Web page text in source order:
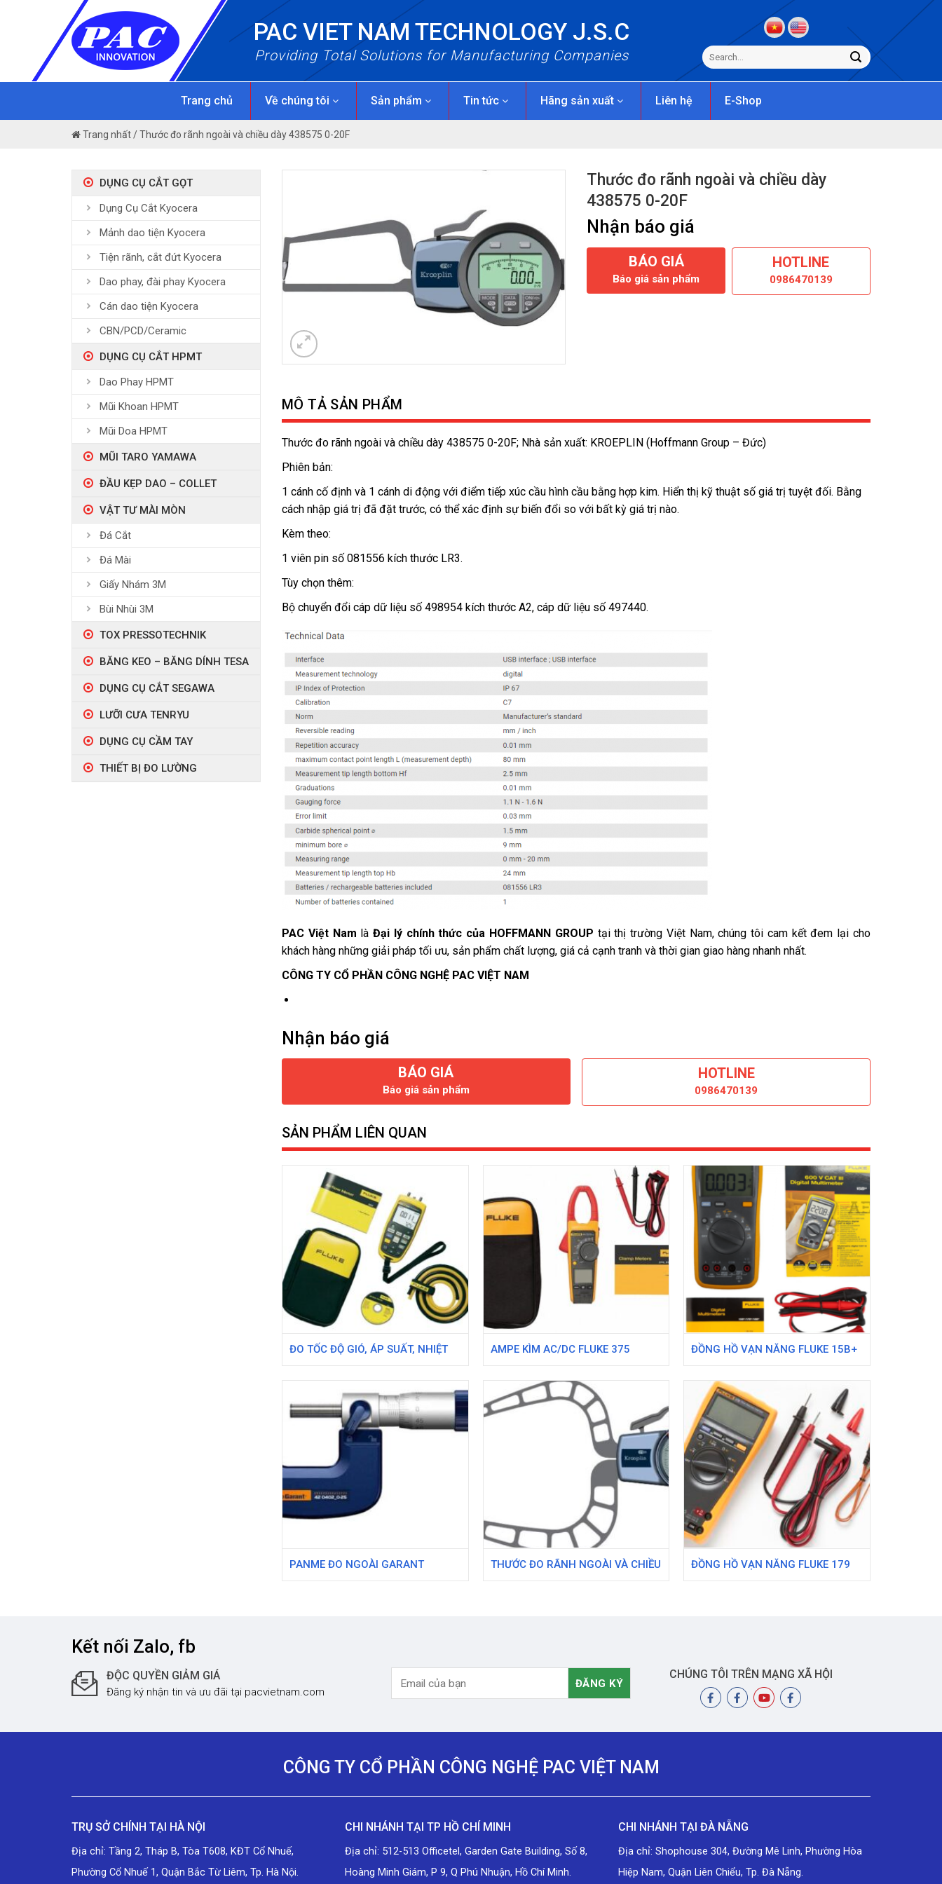
PAC VIET NAM TECHNOLOGY J.S.C
Providing Total Solutions for Manufacturing Companies
Trang chủ Về chúng tôi Sản phẩm Tin tức Hãng sản xuất Liên hệ E-Shop
Trang nhất/Thước đo rãnh ngoài và chiều dày 438575 0-20F
DỤNG CỤ CẮT GỌT
Dụng Cụ Cắt Kyocera
Mảnh dao tiện Kyocera
Tiện rãnh, cắt đứt Kyocera
Dao phay, đài phay Kyocera
Cán dao tiện Kyocera
CBN/PCD/Ceramic
DỤNG CỤ CẮT HPMT
Dao Phay HPMT
Mũi Khoan HPMT
Mũi Doa HPMT
MŨI TARO YAMAWA
ĐẦU KẸP DAO – COLLET
VẬT TƯ MÀI MÒN
Đá Cắt
Đá Mài
Giấy Nhám 3M
Bùi Nhùi 3M
TOX PRESSOTECHNIK
BĂNG KEO – BĂNG DÍNH TESA
DỤNG CỤ CẮT SEGAWA
LƯỠI CƯA TENRYU
DỤNG CỤ CẦM TAY
THIẾT BỊ ĐO LƯỜNG
Thước đo rãnh ngoài và chiều dày
438575 0-20F
Nhận báo giá
BÁO GIÁ
Báo giá sản phẩm
HOTLINE
0986470139
MÔ TẢ SẢN PHẨM
Thước đo rãnh ngoài và chiều dày 438575 0-20F; Nhà sản xuất: KROEPLIN (Hoffmann Group – Đức)
Phiên bản:
1 cánh cố định và 1 cánh di động với điểm tiếp xúc cầu hình cầu bằng hợp kim. Hiển thị kỹ thuật số giá trị tuyệt đối. Bằng
cách nhập giá trị đã đặt trước, có thể xác định sự biến đổi so với bất kỳ giá trị nào.
Kèm theo:
1 viên pin số 081556 kích thước LR3.
Tùy chọn thêm:
Bộ chuyển đổi cáp dữ liệu số 498954 kích thước A2, cáp dữ liệu số 497440.
PAC Việt Nam làĐại lý chính thức của HOFFMANN GROUP tại thị trường Việt Nam, chúng tôi cam kết đem lại cho
khách hàng những giải pháp tối ưu, sản phẩm chất lượng, giá cả cạnh tranh và thời gian giao hàng nhanh nhất.
CÔNG TY CỔ PHẦN CÔNG NGHỆ PAC VIỆT NAM
Nhận báo giá
BÁO GIÁ
Báo giá sản phẩm
HOTLINE
0986470139
SẢN PHẨM LIÊN QUAN
ĐO TỐC ĐỘ GIÓ, ÁP SUẤT, NHIỆT
AMPE KÌM AC/DC FLUKE 375
ĐỒNG HỒ VẠN NĂNG FLUKE 15B+
PANME ĐO NGOÀI GARANT
THƯỚC ĐO RÃNH NGOÀI VÀ CHIỀU
ĐỒNG HỒ VẠN NĂNG FLUKE 179
Kết nối Zalo, fb
ĐỘC QUYỀN GIẢM GIÁ
Đăng ký nhận tin và ưu đãi tại pacvietnam.com
CHÚNG TÔI TRÊN MẠNG XÃ HỘI
CÔNG TY CỔ PHẦN CÔNG NGHỆ PAC VIỆT NAM
TRỤ SỞ CHÍNH TẠI HÀ NỘI
Địa chỉ: Tầng 2, Tháp B, Tòa T608, KĐT Cổ Nhuế,
Phường Cổ Nhuế 1, Quận Bắc Từ Liêm, Tp. Hà Nội.
CHI NHÁNH TẠI TP HỒ CHÍ MINH
Địa chỉ: 512-513 Officetel, Garden Gate Building, Số 8,
Hoàng Minh Giám, P 9, Q Phú Nhuận, Hồ Chí Minh.
CHI NHÁNH TẠI ĐÀ NẴNG
Địa chỉ: Shophouse 304, Đường Mê Linh, Phường Hòa
Hiệp Nam, Quận Liên Chiểu, Tp. Đà Nẵng.